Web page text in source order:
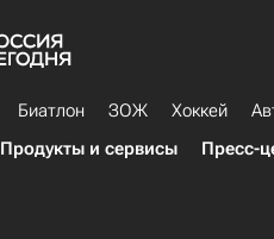
Биатлон ЗОЖ Хоккей
Продукты и сервисы Пресс-